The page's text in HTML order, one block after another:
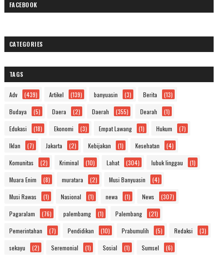
FACEBOOK
CATEGORIES
TAGS
Adv (439) Artikel (139) banyuasin (3) Berita (13)
Budaya (5) Daera (2) Daerah (355) Dearah (1)
Edukasi (18) Ekonomi (3) Empat Lawang (1) Hukum (7)
Iklan (7) Jakarta (2) Kebijakan (1) Kesehatan (4)
Komunitas (2) Kriminal (10) Lahat (304) lubuk linggau (1)
Muara Enim (8) muratara (2) Musi Banyuasin (4)
Musi Rawas (1) Nasional (1) newa (1) News (307)
Pagaralam (76) palembamg (1) Palembang (21)
Pemerintahan (7) Pendidikan (10) Prabumulih (5) Redaksi (3)
sekayu (2) Seremonial (1) Sosial (1) Sumsel (6)